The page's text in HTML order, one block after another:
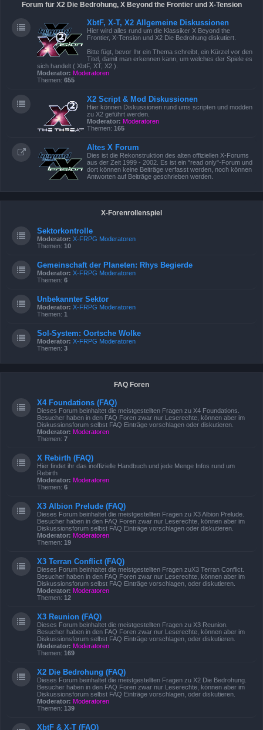
Forum für X2 Die Bedrohung, X Beyond the Frontier und X-Tension
XbtF, X-T, X2 Allgemeine Diskussionen
Hier wird alles rund um die Klassiker X Beyond the
Frontier, X-Tension und X2 Die Bedrohung diskutiert.
Bitte fügt, bevor Ihr ein Thema schreibt, ein Kürzel vor den
Titel, damit man erkennen kann, um welches der Spiele es
sich handelt ( XbtF, XT, X2 ).
Moderator: Moderatoren
Themen: 655
X2 Script & Mod Diskussionen
Hier können Diskussionen rund ums scripten und modden
zu X2 geführt werden.
Moderator: Moderatoren
Themen: 165
Altes X Forum
Dies ist die Rekonstruktion des alten offiziellen X-Forums
aus der Zeit 1999 - 2002. Es ist ein "read only"-Forum und
dort können keine Beiträge verfasst werden, noch können
Antworten auf Beiträge geschrieben werden.
X-Forenrollenspiel
Sektorkontrolle
Moderator: X-FRPG Moderatoren
Themen: 10
Gemeinschaft der Planeten: Rhys Begierde
Moderator: X-FRPG Moderatoren
Themen: 6
Unbekannter Sektor
Moderator: X-FRPG Moderatoren
Themen: 1
Sol-System: Oortsche Wolke
Moderator: X-FRPG Moderatoren
Themen: 3
FAQ Foren
X4 Foundations (FAQ)
Dieses Forum beinhaltet die meistgestellten Fragen zu X4 Foundations.
Besucher haben in den FAQ Foren zwar nur Leserechte, können aber im
Diskussionsforum selbst FAQ Einträge vorschlagen oder diskutieren.
Moderator: Moderatoren
Themen: 7
X Rebirth (FAQ)
Hier findet ihr das inoffizielle Handbuch und jede Menge Infos rund um
Rebirth
Moderator: Moderatoren
Themen: 6
X3 Albion Prelude (FAQ)
Dieses Forum beinhaltet die meistgestellten Fragen zu X3 Albion Prelude.
Besucher haben in den FAQ Foren zwar nur Leserechte, können aber im
Diskussionsforum selbst FAQ Einträge vorschlagen oder diskutieren.
Moderator: Moderatoren
Themen: 19
X3 Terran Conflict (FAQ)
Dieses Forum beinhaltet die meistgestellten Fragen zuX3 Terran Conflict.
Besucher haben in den FAQ Foren zwar nur Leserechte, können aber im
Diskussionsforum selbst FAQ Einträge vorschlagen, oder diskutieren.
Moderator: Moderatoren
Themen: 12
X3 Reunion (FAQ)
Dieses Forum beinhaltet die meistgestellten Fragen zu X3 Reunion.
Besucher haben in den FAQ Foren zwar nur Leserechte, können aber im
Diskussionsforum selbst FAQ Einträge vorschlagen, oder diskutieren.
Moderator: Moderatoren
Themen: 169
X2 Die Bedrohung (FAQ)
Dieses Forum beinhaltet die meistgestellten Fragen zu X2 Die Bedrohung.
Besucher haben in den FAQ Foren zwar nur Leserechte, können aber im
Diskussionsforum selbst FAQ Einträge vorschlagen, oder diskutieren.
Moderator: Moderatoren
Themen: 139
XbtF & X-T (FAQ)